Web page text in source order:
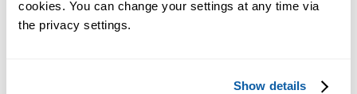
cookies. You can change your settings at any time via
the privacy settings.
Show details